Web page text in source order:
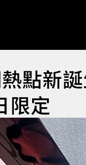
點新
限定